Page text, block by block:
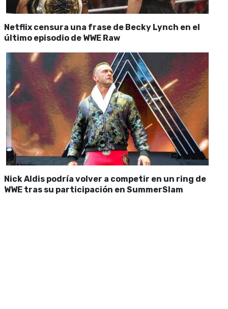
Netflix censura una frase de Becky Lynch en el
último episodio de WWE Raw
Nick Aldis podría volver a competir en un ring de
WWE tras su participación en SummerSlam